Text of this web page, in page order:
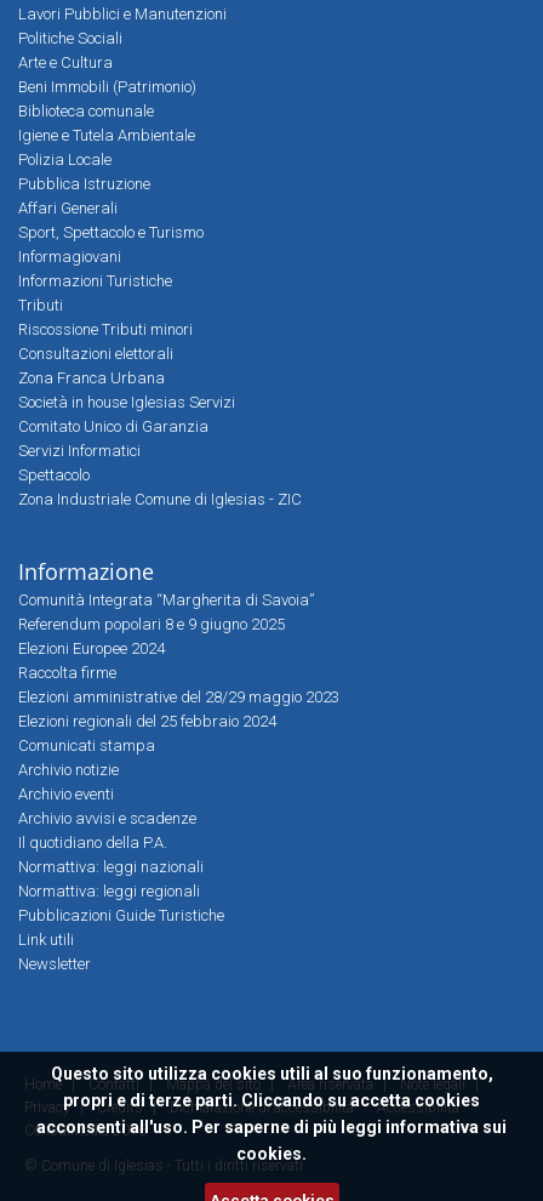
Questo sito utilizza cookies utili al suo funzionamento,
propri e di terze parti. Cliccando su accetta cookies
acconsenti all'uso. Per saperne di più leggi informativa sui
cookies.
Lavori Pubblici e Manutenzioni
Politiche Sociali
Arte e Cultura
Beni Immobili (Patrimonio)
Biblioteca comunale
Igiene e Tutela Ambientale
Polizia Locale
Pubblica Istruzione
Affari Generali
Sport, Spettacolo e Turismo
Informagiovani
Informazioni Turistiche
Tributi
Riscossione Tributi minori
Consultazioni elettorali
Zona Franca Urbana
Società in house Iglesias Servizi
Comitato Unico di Garanzia
Servizi Informatici
Spettacolo
Zona Industriale Comune di Iglesias - ZIC
Informazione
Comunità Integrata “Margherita di Savoia”
Referendum popolari 8 e 9 giugno 2025
Elezioni Europee 2024
Raccolta firme
Elezioni amministrative del 28/29 maggio 2023
Elezioni regionali del 25 febbraio 2024
Comunicati stampa
Archivio notizie
Archivio eventi
Archivio avvisi e scadenze
Il quotidiano della P.A.
Normattiva: leggi nazionali
Normattiva: leggi regionali
Pubblicazioni Guide Turistiche
Link utili
Newsletter
Home | Contatti | Mappa del sito | Area riservata | Note legali |
Privacy
| Credits | Dichiarazione di accessibilità
Accessibilità
ConsulMedia 2016
© Comune di Iglesias - Tutti i diritti riservati